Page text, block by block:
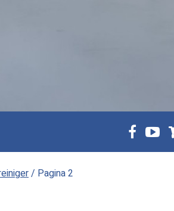
/ Pagina 2